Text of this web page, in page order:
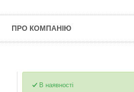
ПРО КОМПАНІЮ
В наявності